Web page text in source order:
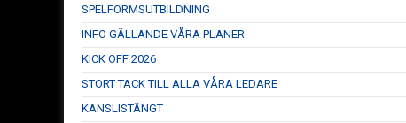
SPELFORMSUTBILDNING
INFO GÄLLANDE VÅRA PLANER
KICK OFF 2026
STORT TACK TILL ALLA VÅRA LEDARE
KANSLISTÄNGT